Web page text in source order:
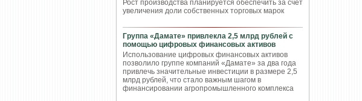
Рост производства планируется обеспечить за счет
увеличения доли собственных торговых марок
Группа «Дамате» привлекла 2,5 млрд рублей с
помощью цифровых финансовых активов
Использование цифровых финансовых активов
позволило группе компаний «Дамате» за два года
привлечь значительные инвестиции в размере 2,5
млрд рублей, что стало важным шагом в
финансировании агропромышленного комплекса